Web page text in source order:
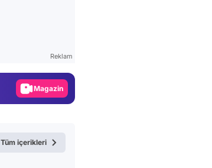
Reklam
Magazin
Tüm içerikleri